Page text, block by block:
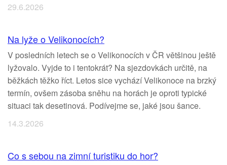
29.6.2026
Na lyže o Velikonocích?
V posledních letech se o Velikonocích v ČR většinou ještě
lyžovalo. Vyjde to i tentokrát? Na sjezdovkách určitě, na
běžkách těžko říct. Letos sice vychází Velikonoce na brzký
termín, ovšem zásoba sněhu na horách je oproti typické
situaci tak desetinová. Podívejme se, jaké jsou šance.
14.3.2026
Co s sebou na zimní turistiku do hor?